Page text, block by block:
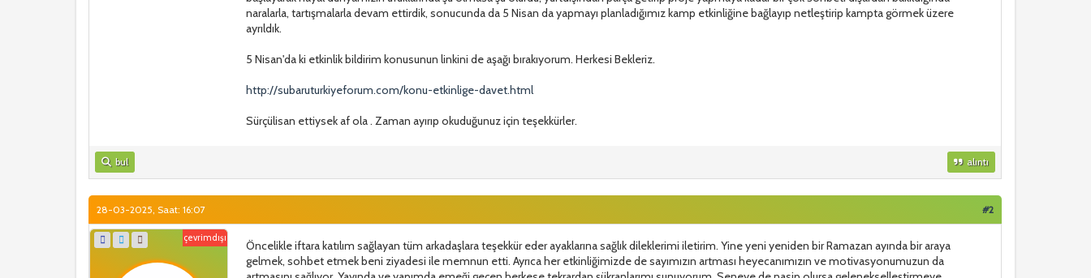
naralarla, tartışmalarla devam ettirdik, sonucunda da 5 Nisan da yapmayı planladığımız kamp etkinliğine bağlayıp netleştirip kampta görmek üzere
ayrıldık.
5 Nisan'da ki etkinlik bildirim konusunun linkini de aşağı bırakıyorum. Herkesi Bekleriz.
http://subaruturkiyeforum.com/konu-etkinlige-davet.html
Sürçülisan ettiysek af ola . Zaman ayırıp okuduğunuz için teşekkürler.
bul alıntı
#2
28-03-2025, Saat: 16:07
çevrimdışı
Öncelikle iftara katılım sağlayan tüm arkadaşlara teşekkür eder ayaklarına sağlık dileklerimi iletirim. Yine yeni yeniden bir Ramazan ayında bir araya
gelmek, sohbet etmek beni ziyadesi ile memnun etti. Ayrıca her etkinliğimizde de sayımızın artması heyecanımızın ve motivasyonumuzun da